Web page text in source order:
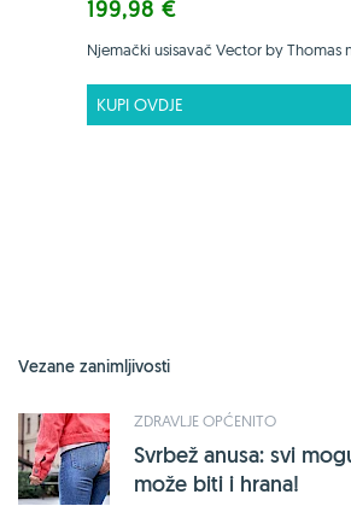
199,98 €
Njemački usisavač Vector by Thomas
KUPI OVDJE
Vezane zanimljivosti
ZDRAVLJE OPĆENITO
Svrbež anusa: svi
može biti i hrana!